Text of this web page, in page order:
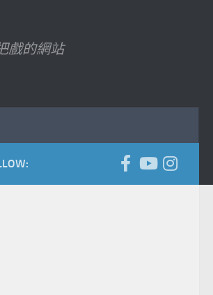
戲的網站